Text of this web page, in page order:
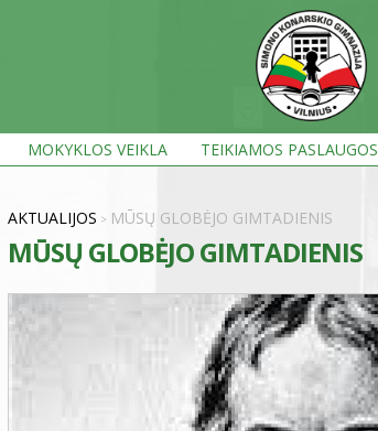
MOKYKLOS VEIKLA TEIKIAMOS PASLAUGOS
AKTUALIJOS > MŪSŲ GLOBĖJO GIMTADIENIS
MŪSŲ GLOBĖJO GIMTADIENIS